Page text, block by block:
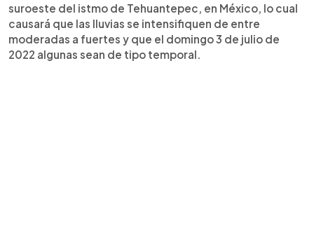
suroeste del istmo de Tehuantepec, en México, lo cual
causará que las lluvias se intensifiquen de entre
moderadas a fuertes y que el domingo 3 de julio de
2022 algunas sean de tipo temporal.